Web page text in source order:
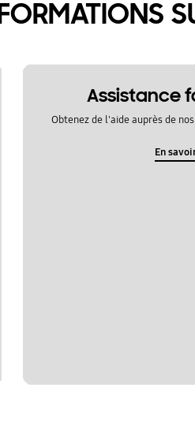
Assistance
Obtenez de l'aide auprès de
En